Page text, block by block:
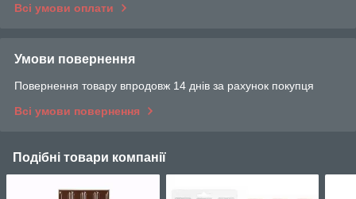
Всі умови оплати
Умови повернення
Повернення товару впродовж 14 днів за рахунок покупця
Всі умови повернення
Подібні товари компанії